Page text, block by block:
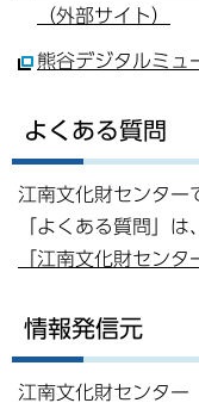
（外部サイト）
熊谷デジタルミュ
よくある質問
江南文化財センター
「よくある質問」は
「江南文化財セン
情報発信元
江南文化財センター